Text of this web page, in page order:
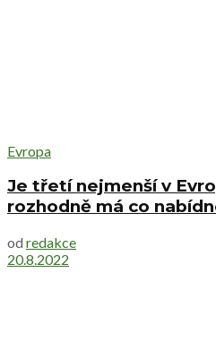
Evropa
Je třetí nejmenší v
rozhodně má co
od redakce
20.8.2022